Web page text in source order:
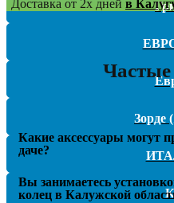
Зорде
Доставка от 2х дней в
Какие аксессуары могут
даче?
Вы занимаетесь
колец в Калужской